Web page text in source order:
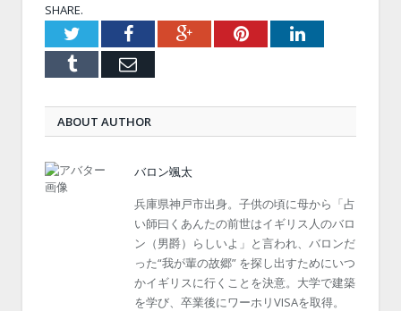
SHARE.
TwitterFacebookGoogle+PinterestLinkedIn
Tumblr Email
ABOUT AUTHOR
バロン颯太
兵庫県神戸市出身。子供の頃に母から「占
い師曰くあんたの前世はイギリス人のバロ
ン（男爵）らしいよ」と言われ、バロンだ
った“我が輩の故郷” を探し出すためにいつ
かイギリスに行くことを決意。大学で建築
を学び、卒業後にワーホリVISAを取得。